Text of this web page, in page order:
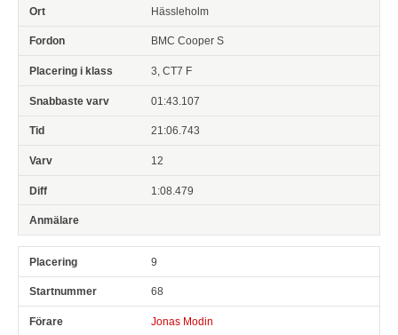
Hässleholm
BMC Cooper S
3, CT7 F
01:43.107
21:06.743
12
1:08.479
9
68
Jonas Modin